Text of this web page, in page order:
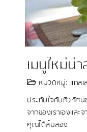
เมนูใหม่น่
หมวดหมู่: แกล
ประทับใจกับทิวทัศ
จากของเราเองแล
คุณได้ลิ้มลอง